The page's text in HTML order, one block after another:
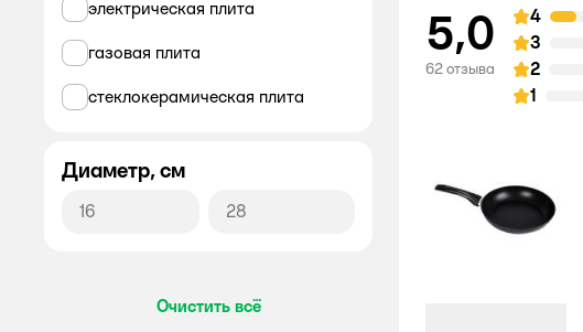
5,0
62 отзыва
4
3
2
1
электрическая плита
газовая плита
стеклокерамическая плита
Диаметр, см
Очистить всё